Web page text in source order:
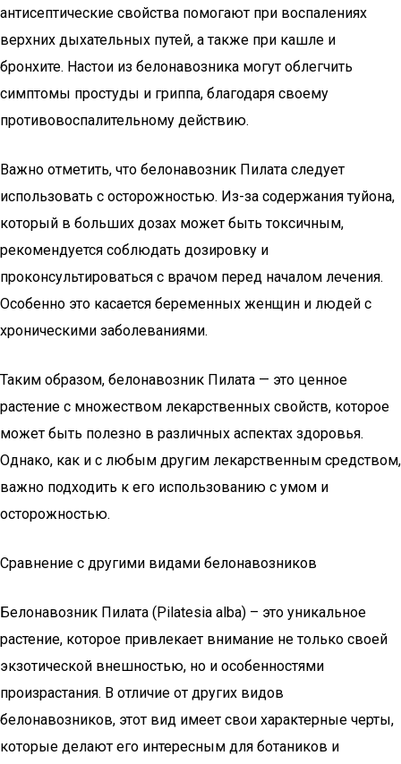
антисептические свойства помогают при воспалениях
верхних дыхательных путей, а также при кашле и
бронхите. Настои из белонавозника могут облегчить
симптомы простуды и гриппа, благодаря своему
противовоспалительному действию.
Важно отметить, что белонавозник Пилата следует
использовать с осторожностью. Из-за содержания туйона,
который в больших дозах может быть токсичным,
рекомендуется соблюдать дозировку и
проконсультироваться с врачом перед началом лечения.
Особенно это касается беременных женщин и людей с
хроническими заболеваниями.
Таким образом, белонавозник Пилата — это ценное
растение с множеством лекарственных свойств, которое
может быть полезно в различных аспектах здоровья.
Однако, как и с любым другим лекарственным средством,
важно подходить к его использованию с умом и
осторожностью.
Сравнение с другими видами белонавозников
Белонавозник Пилата (Pilatesia alba) – это уникальное
растение, которое привлекает внимание не только своей
экзотической внешностью, но и особенностями
произрастания. В отличие от других видов
белонавозников, этот вид имеет свои характерные черты,
которые делают его интересным для ботаников и